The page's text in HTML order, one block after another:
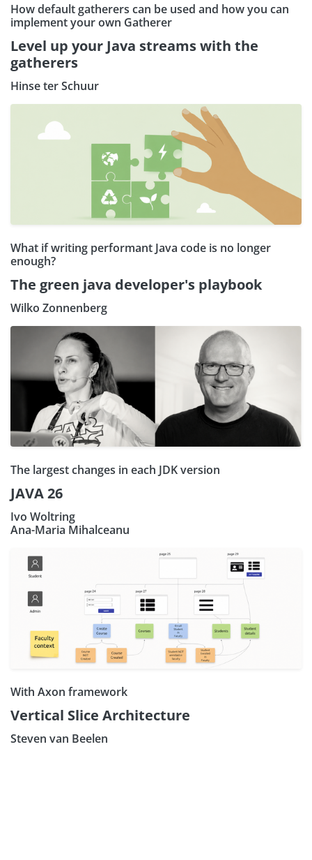
How default gatherers can be used and how you can
implement your own Gatherer
Level up your Java streams with the
gatherers
Hinse ter Schuur
What if writing performant Java code is no longer
enough?
The green java developer's playbook
Wilko Zonnenberg
The largest changes in each JDK version
JAVA 26
Ivo Woltring
Ana-Maria Mihalceanu
With Axon framework
Vertical Slice Architecture
Steven van Beelen